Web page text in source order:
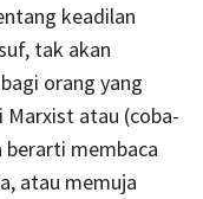
keadilan
tak akan
orang yang
atau (coba-
berarti membaca
atau memuja